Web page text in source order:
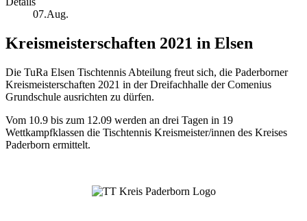
07.Aug.
Kreismeisterschaften 2021 in Elsen
Die TuRa Elsen Tischtennis Abteilung freut sich, die Paderborner
Kreismeisterschaften 2021 in der Dreifachhalle der Comenius
Grundschule ausrichten zu dürfen.
Vom 10.9 bis zum 12.09 werden an drei Tagen in 19
Wettkampfklassen die Tischtennis Kreismeister/innen des Kreises
Paderborn ermittelt.